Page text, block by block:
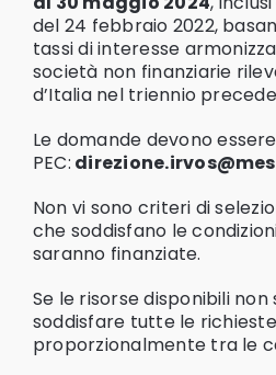
del 24 febbraio 2022,
tassi di interesse
società non finanziarie
d’Italia nel triennio
Le domande devono
PEC:
Non vi sono criteri di
che soddisfano le
saranno finanziate.
Se le risorse disponibili
soddisfare tutte le
proporzionalmente tra le